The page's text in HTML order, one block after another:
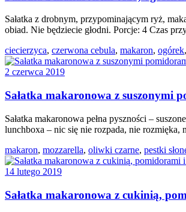
Sałatka z drobnym, przypominającym ryż,
obiad. Nie będziecie głodni. Porcje: 4 Czas
ciecierzyca, czerwona cebula, makaron, ogórek,
2 czerwca 2019
Sałatka makaronowa z suszonymi
Sałatka makaronowa pełna pyszności –
lunchboxa – nic się nie rozpada, nie rozmięka,
makaron, mozzarella, oliwki czarne, pestki
14 lutego 2019
Sałatka makaronowa z cukinią,